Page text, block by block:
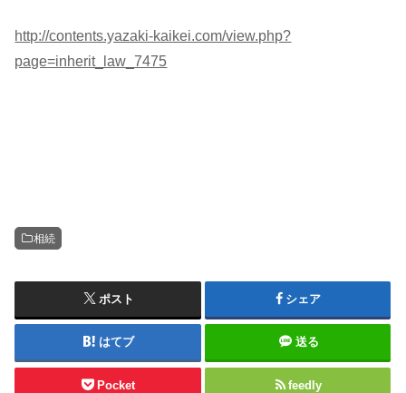
http://contents.yazaki-kaikei.com/view.php?
page=inherit_law_7475
相続
ポスト シェア
はてブ 送る
Pocket feedly